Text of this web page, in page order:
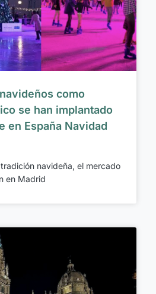
como
se han implantado
en España Navidad
navideña, el mercado
en Madrid